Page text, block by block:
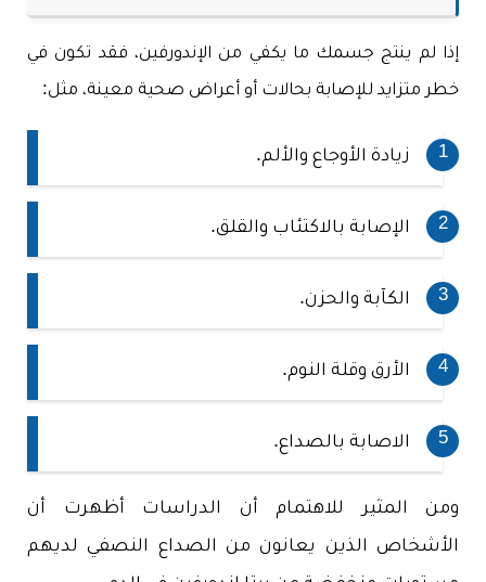
إذا لم ينتج جسمك ما يكفي من الإندورفين، فقد تكون في
خطر متزايد للإصابة بحالات أو أعراض صحية معينة، مثل:
زيادة الأوجاع والألم.
الإصابة بالاكتئاب والقلق.
الكآبة والحزن.
الأرق وقلة النوم.
الاصابة بالصداع.
ومن المثير للاهتمام أن الدراسات أظهرت أن
الأشخاص الذين يعانون من الصداع النصفي لديهم